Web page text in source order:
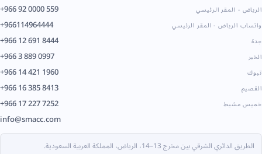
+966 92 0000 559 الرياض - المقر الرئيسي
+966114964444 واتساب الرياض - المقر الرئيسي
+966 12 691 8444 جدة
+966 3 889 0997 الخبر
+966 14 421 1960 تبوك
+966 16 385 8413 القصيم
+966 17 227 7252 خميس مشيط
info@smacc.com
الطريق الدائري الشرقي بين مخرج 13–14، الرياض، المملكة العربية السعودية.